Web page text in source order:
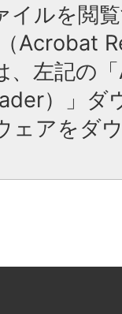
イルを閲
Acrobat
、左記の
）」ダ
ェアをダ